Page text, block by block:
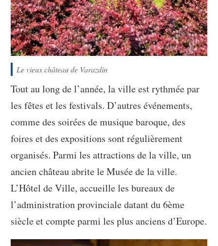
Le vieux château de Varazdin
Tout au long de l’année, la ville est rythmée par
les fêtes et les festivals. D’autres événements,
comme des soirées de musique baroque, des
foires et des expositions sont régulièrement
organisés. Parmi les attractions de la ville, un
ancien château abrite le Musée de la ville.
L’Hôtel de Ville, accueille les bureaux de
l’administration provinciale datant du 6ème
siècle et compte parmi les plus anciens d’Europe.